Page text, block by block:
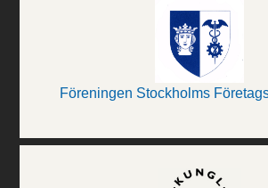
Föreningen Stockholms